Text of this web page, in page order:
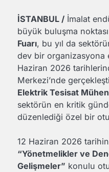
İSTANBUL / İmalat
büyük buluşma
Fuarı, bu yıl da
dev bir organizasyona
Haziran 2026
Merkezi’nde
Elektrik Tesisat
sektörün en kritik
düzenlediği özel bir
12 Haziran 2026
“Yönetmelikler ve
Gelişmeler” konulu